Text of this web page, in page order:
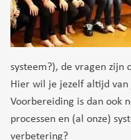
systeem?), de vragen zijn
Hier wil je jezelf altijd van
Voorbereiding is dan ook
processen en (al onze)
verbetering?